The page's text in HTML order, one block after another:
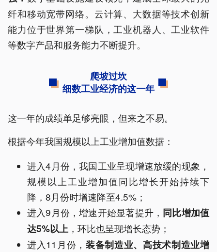
纤和移动宽带网络。云计算、大数据等技术创新
能力位于世界第一梯队，工业机器人、工业软件
等数字产品和服务能力不断提升。
爬坡过坎
细数工业经济的这一年
这一年的成绩单足够亮眼，但来之不易。
根据今年我国规模以上工业增加值数据：
进入4月份，我国工业呈现增速放缓的现象，
规模以上工业增加值同比增长开始持续下
降，8月份时增速降至4.5%；
进入9月份，增速开始显著提升， 同比增加值
达5%以上 ，环比也呈现增长态势；
进入11月份， 装备制造业、高技术制造业增